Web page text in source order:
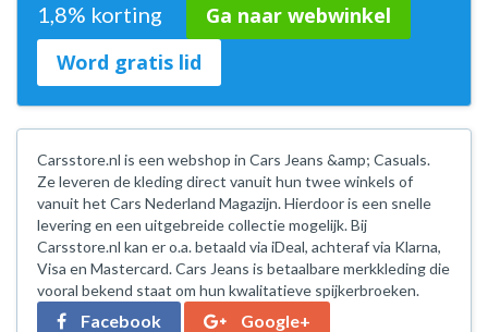
1,8% korting
Ga naar webwinkel
Word gratis lid
Carsstore.nl is een webshop in Cars Jeans &amp; Casuals.
Ze leveren de kleding direct vanuit hun twee winkels of
vanuit het Cars Nederland Magazijn. Hierdoor is een snelle
levering en een uitgebreide collectie mogelijk. Bij
Carsstore.nl kan er o.a. betaald via iDeal, achteraf via Klarna,
Visa en Mastercard. Cars Jeans is betaalbare merkkleding die
vooral bekend staat om hun kwalitatieve spijkerbroeken.
Facebook Google+